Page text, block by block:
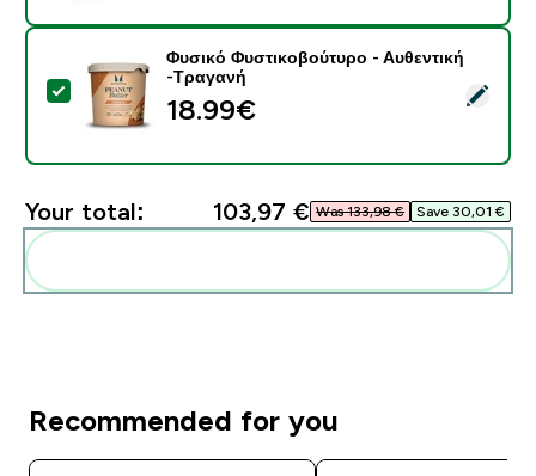
Select this product - Φυσικό Φυστικοβούτυρο -
Φυσικό Φυστικοβούτυρο - Αυθεντική
-Τραγανή
18.99€‎
Your total: 103,97 €‎ Was 133,98 €‎ Save 30,01 €‎
Recommended for you